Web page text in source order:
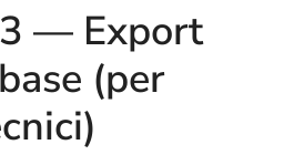
— Export
(per